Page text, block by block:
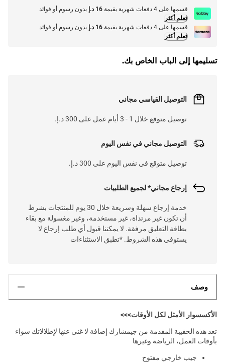
قسمها على 4 دفعات شهرية بقيمة 16 د.إ
بدون رسوم أو فوائد
تعلم أكثر
قسمها على 4 دفعات شهرية بقيمة
16 د.إ
بدون رسوم أو فوائد
تعلم أكثر
تسليمها إلى الباب الخاص بك.
التوصيل القياسي مجاني
توصيل متوقع خلال 1 - 3 أيام عمل على 300 د.إ.
التوصيل مجاني في نفس اليوم
توصيل متوقع في نفس اليوم على 300 د.إ.
إرجاع مجاني* لجميع الطلبيات
خدمة إرجاع سهلة وسريعة خلال 30 يوم للمنتجات بشرط
أن تكون غير مرتداة، غير مستخدمة، وغير مغسولة مع بقاء
بطاقة التعليق مرفقة. لا يمكننا قبول أي طلب إرجاع لا
يستوفي هذه الشروط. *تطبق الاستثناءات
وصف
الأكسسوار الأمثل لكل الأوقات>>>
تعد هذه الحقيبة المقدمة من جيمشارك إضافة لا غنى عنها لإطلالاتك سواء
بأوقات العمل، الرياضة وغيرها
جيب خارجي مفتوح